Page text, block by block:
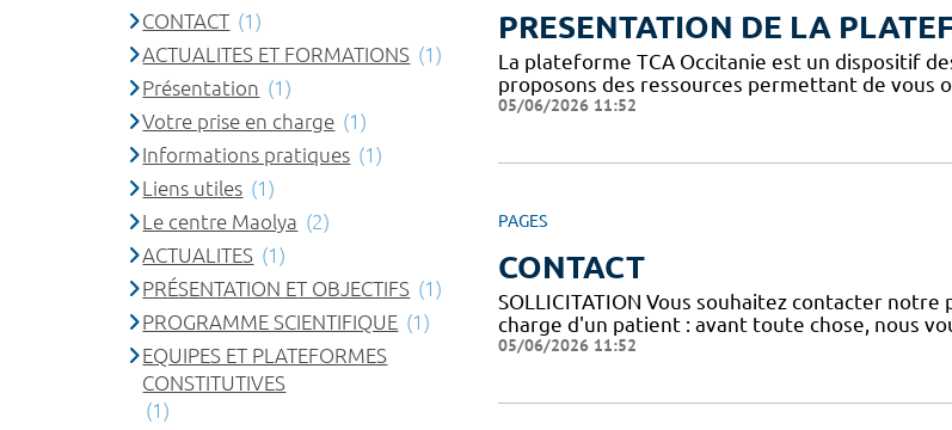
PRESENTATION DE LA
La plateforme TCA Occitanie est un dispositif
proposons des ressources permettant de vous
05/06/2026 11:52
PAGES
CONTACT
SOLLICITATION Vous souhaitez contacter
charge d'un patient : avant toute chose, nous
05/06/2026 11:52
CONTACT (1)
ACTUALITES ET FORMATIONS (1)
Présentation (1)
Votre prise en charge (1)
Informations pratiques (1)
Liens utiles (1)
Le centre Maolya (2)
ACTUALITES (1)
PRÉSENTATION ET OBJECTIFS (1)
PROGRAMME SCIENTIFIQUE (1)
EQUIPES ET PLATEFORMES
CONSTITUTIVES
(1)